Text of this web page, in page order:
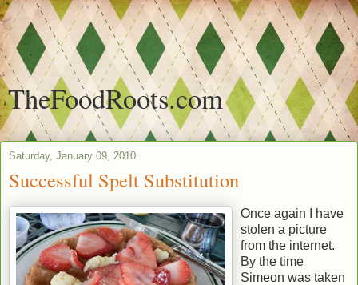
TheFoodRoots.com
Saturday, January 09, 2010
Successful Spelt Substitution
Once again I have
stolen a picture
from the internet.
By the time
Simeon was taken